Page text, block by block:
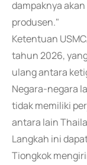
dampaknya
produsen."
Ketentuan
tahun 2026,
ulang antara
Negara-negara
tidak memiliki
antara lain
Langkah ini
Tiongkok